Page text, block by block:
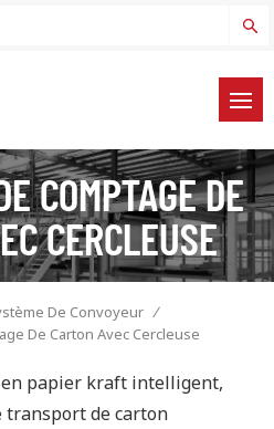
COMPTAGE DE
CERCLEUSE
De Convoyeur /
De Carton Avec Cercleuse
papier kraft intelligent,
transport de carton